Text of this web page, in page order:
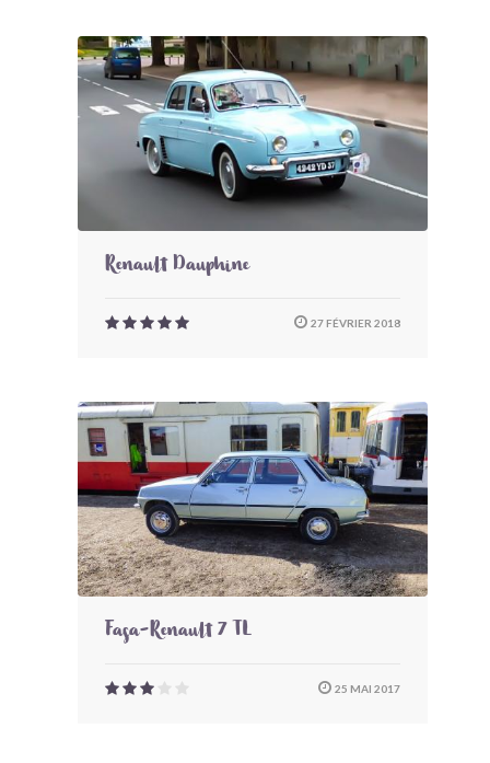
BONJOURLAVIEILLE ?
MODÈLES ET MARQUES
COMMENT FONCTIONNE BLV ?
Renault Dauphine
27 FÉVRIER 2018
Fasa-Renault 7 TL
25 MAI 2017